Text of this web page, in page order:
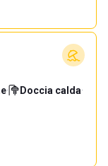
· Doccia calda·